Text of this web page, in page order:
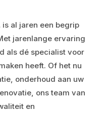
is al jaren een begrip
jarenlange ervaring
als dé specialist voor
heeft. Of het nu
onderhoud aan uw
ons team van
en